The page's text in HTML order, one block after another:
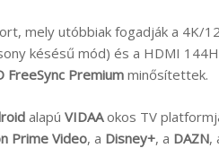
mely utóbbiak fogadják a 4K/
késésű mód) és a HDMI
FreeSync Premium minősítettek.
alapú VIDAAokos TV
Prime Video, a Disney+, a DAZN,